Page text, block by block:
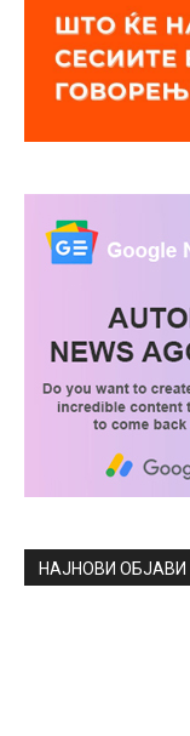
НАЈНОВИ ОБЈАВИ